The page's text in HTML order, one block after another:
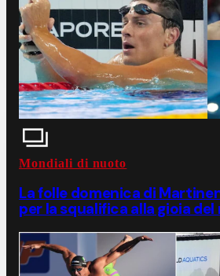
Mondiali di nuoto
La folle domenica di
per la squalifica alla gioia